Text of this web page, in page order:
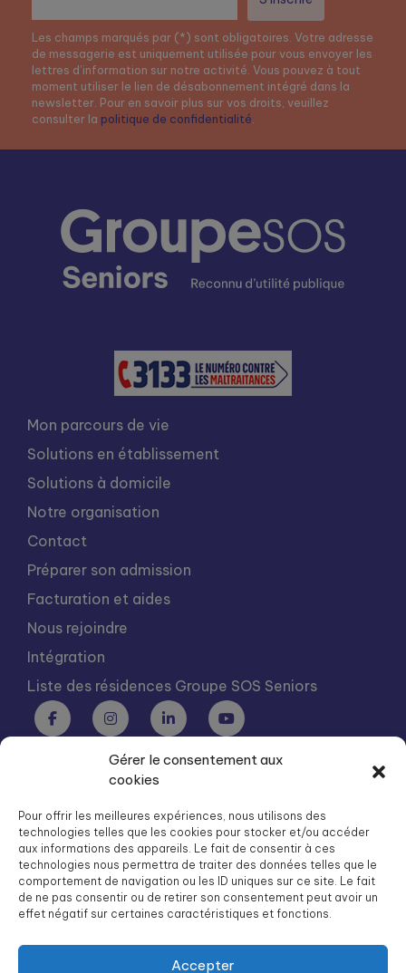
Gérer le consentement aux
cookies
Pour offrir les meilleures expériences, nous utilisons des
technologies telles que les cookies pour stocker et/ou accéder
aux informations des appareils. Le fait de consentir à ces
technologies nous permettra de traiter des données telles que le
comportement de navigation ou les ID uniques sur ce site. Le fait
de ne pas consentir ou de retirer son consentement peut avoir un
effet négatif sur certaines caractéristiques et fonctions.
Accepter
Les champs marqués par (*) sont obligatoires. Votre adresse
de messagerie est uniquement utilisée pour vous envoyer les
lettres d’information sur notre activité. Vous pouvez à tout
moment utiliser le lien de désabonnement intégré dans la
newsletter. Pour en savoir plus sur vos droits, veuillez
consulter la politique de confidentialité
Mon parcours de vie
Solutions en établissement
Solutions à domicile
Notre organisation
Contact
Préparer son admission
Facturation et aides
Nous rejoindre
Intégration
Liste des résidences Groupe SOS Seniors
Groupe SOS Seniors est une association du Groupe SOS
dg.seniors@groupe-sos.org
ARPAVIE est une association du Groupe SOS